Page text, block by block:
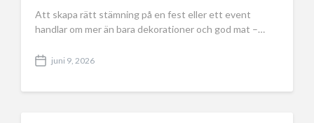
Att skapa rätt stämning på en fest eller ett event
handlar om mer än bara dekorationer och god mat –…
P
s
juni 9, 2026